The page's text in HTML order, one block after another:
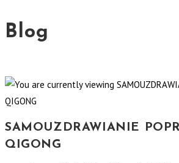
Blog
SAMOUZDRAWIANIE
QIGONG